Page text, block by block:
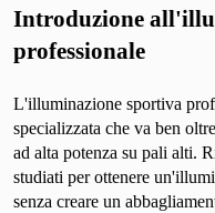
Introduzione
professionale
L'illuminazione sportiva
specializzata che va ben
ad alta potenza su pali alti.
studiati per ottenere
senza creare un